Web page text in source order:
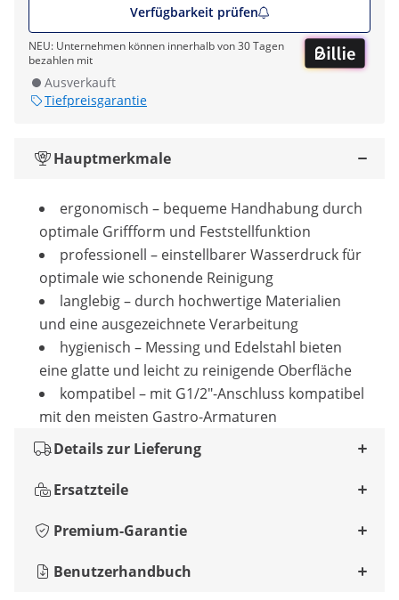
Verfügbarkeit prüfen
NEU: Unternehmen können innerhalb von 30 Tagen
bezahlen mit
Ausverkauft
Tiefpreisgarantie
Hauptmerkmale
ergonomisch – bequeme Handhabung durch
optimale Griffform und Feststellfunktion
professionell – einstellbarer Wasserdruck für
optimale wie schonende Reinigung
langlebig – durch hochwertige Materialien
und eine ausgezeichnete Verarbeitung
hygienisch – Messing und Edelstahl bieten
eine glatte und leicht zu reinigende Oberfläche
kompatibel – mit G1/2"-Anschluss kompatibel
mit den meisten Gastro-Armaturen
Details zur Lieferung
Ersatzteile
Premium-Garantie
Benutzerhandbuch